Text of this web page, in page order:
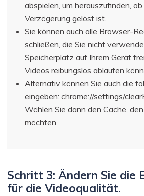
abspielen, um herauszufinden,
Verzögerung gelöst ist.
Sie können auch alle Browser-
schließen, die Sie nicht
Speicherplatz auf Ihrem Gerät
Videos reibungslos ablaufen
Alternativ können Sie auch die
eingeben: chrome://settings/
Wählen Sie dann den Cache,
möchten
Schritt 3: Ändern Sie die
für die Videoqualität.